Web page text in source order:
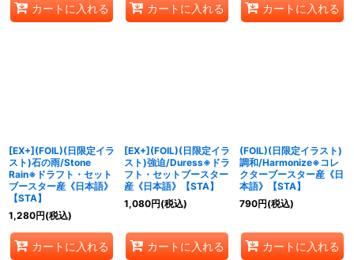
カートに入れる カートに入れる カートに入れる
[EX+](FOIL)(日限定イラ
スト)石の雨/Stone
Rain※ドラフト・セット
ブースター産《日本語》
【STA】
1,280円(税込)
カートに入れる
[EX+](FOIL)(日限定イラ
スト)強迫/Duress※ドラ
フト・セットブースター
産《日本語》【STA】
1,080円(税込)
カートに入れる
(FOIL)(日限定イラスト)
調和/Harmonize※コレ
クターブースター産《日
本語》【STA】
790円(税込)
カートに入れる